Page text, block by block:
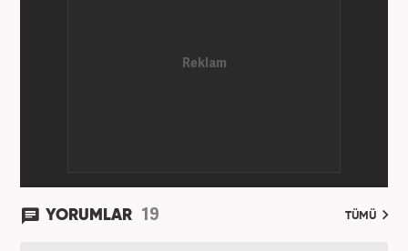
YORUMLAR 19 TÜMÜ